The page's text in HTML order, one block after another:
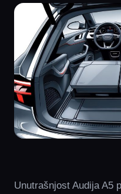
Unutrašnjost Audija A5